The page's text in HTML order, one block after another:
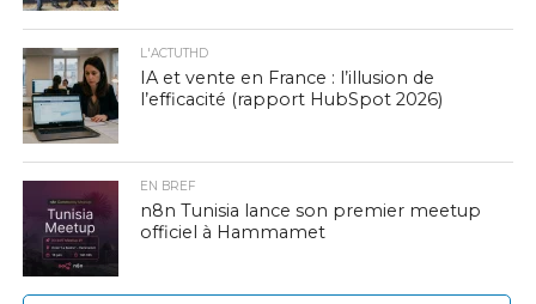
L'ACTUTHD
IA et vente en France : l’illusion de
l’efficacité (rapport HubSpot 2026)
EN BREF
n8n Tunisia lance son premier meetup
officiel à Hammamet